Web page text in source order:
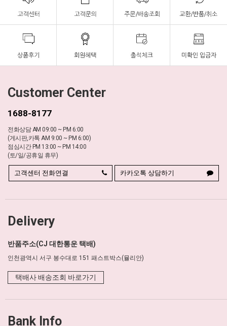
Customer Center
1688-8177
전화상담 AM 09:00 ~ PM 6:00
(게시판,카톡 AM 9:00 ~ PM 6:00)
점심시간 PM 13:00 ~ PM 14:00
(토/일/공휴일 휴무)
고객센터 전화연결 카카오톡 상담하기
Delivery
반품주소(CJ 대한통운 택배)
인천광역시 서구 봉수대로 151 패스트박스(뮬리안)
택배사 배송조회 바로가기
Bank Info